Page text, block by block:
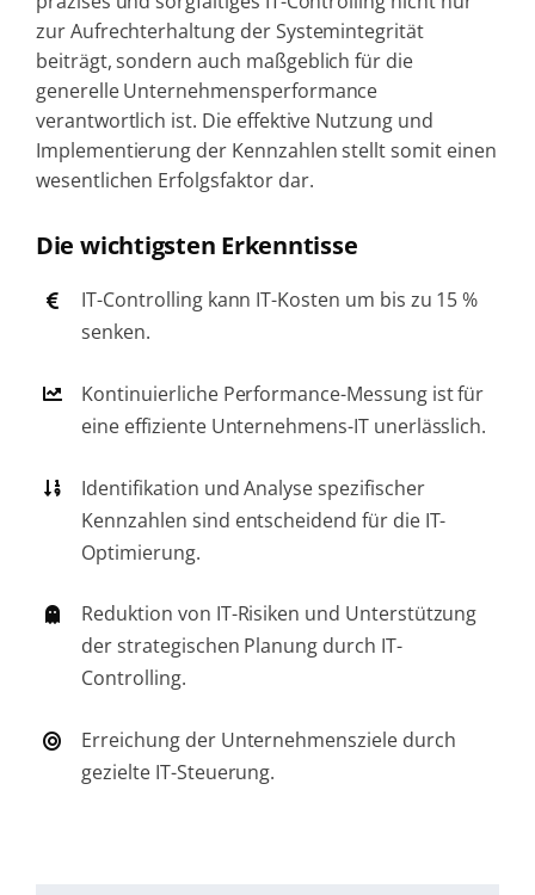
zur Aufrechterhaltung der Systemintegrität
beiträgt, sondern auch maßgeblich für die
generelle Unternehmensperformance
verantwortlich ist. Die effektive Nutzung und
Implementierung der Kennzahlen stellt somit einen
wesentlichen Erfolgsfaktor dar.
Die wichtigsten Erkenntisse
IT-Controlling kann IT-Kosten um bis zu 15 %
senken.
Kontinuierliche Performance-Messung ist für
eine effiziente Unternehmens-IT unerlässlich.
Identifikation und Analyse spezifischer
Kennzahlen sind entscheidend für die IT-
Optimierung.
Reduktion von IT-Risiken und Unterstützung
der strategischen Planung durch IT-
Controlling.
Erreichung der Unternehmensziele durch
gezielte IT-Steuerung.